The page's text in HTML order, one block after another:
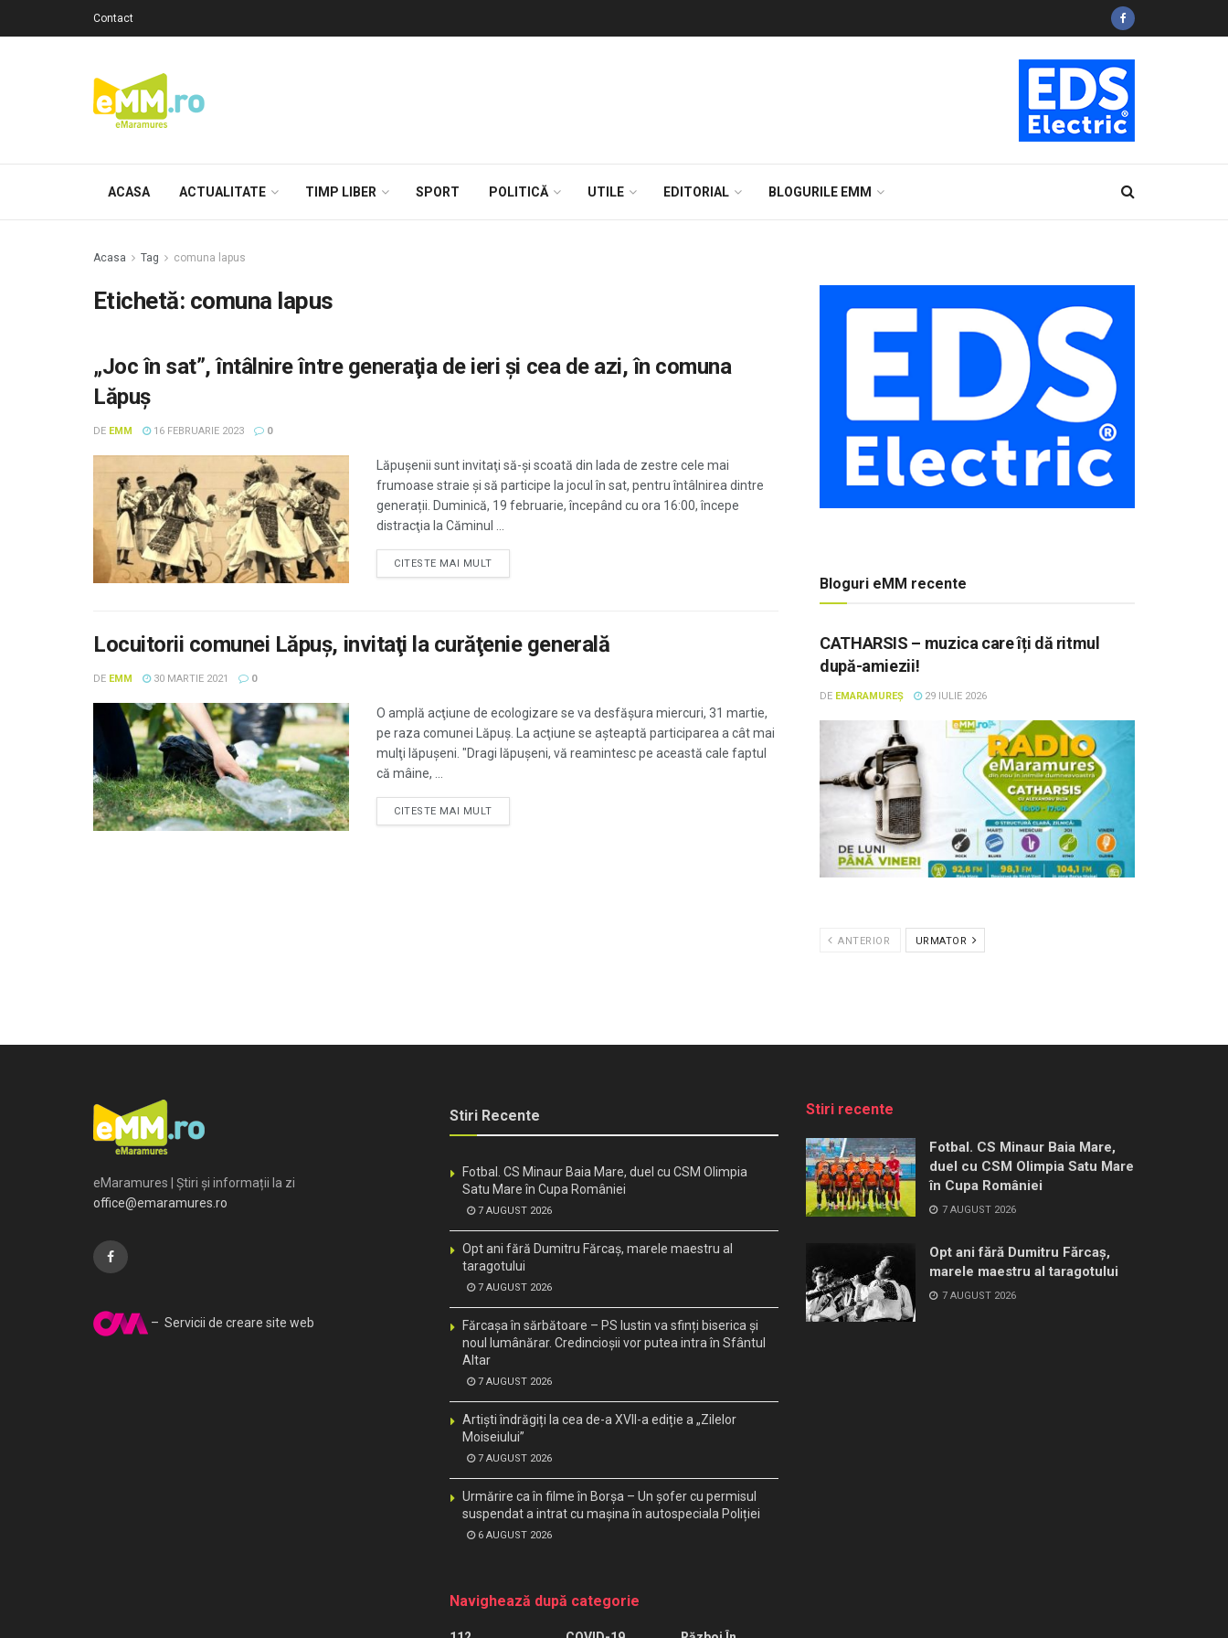
Contact
ACASA ACTUALITATE TIMP LIBER SPORT POLITICĂ UTILE EDITORIAL BLOGURILE EMM
Acasa Tag comuna lapus
Etichetă: comuna lapus
„Joc în sat”, întâlnire între generaţia de ieri şi cea de azi, în comuna
Lăpuş
DE EMM 16 FEBRUARIE 2023 0
Lăpușenii sunt invitaţi să-şi scoată din lada de zestre cele mai
frumoase straie şi să participe la jocul în sat, pentru întâlnirea dintre
generații. Duminică, 19 februarie, începând cu ora 16:00, începe
distracţia la Căminul ...
CITESTE MAI MULT
Locuitorii comunei Lăpuş, invitaţi la curăţenie generală
DE EMM 30 MARTIE 2021 0
O amplă acţiune de ecologizare se va desfăşura miercuri, 31 martie,
pe raza comunei Lăpuş. La acţiune se aşteaptă participarea a cât mai
mulţi lăpuşeni. "Dragi lăpușeni, vă reamintesc pe această cale faptul
că mâine, ...
CITESTE MAI MULT
Bloguri eMM recente
CATHARSIS – muzica care îți dă ritmul
după-amiezii!
DE EMARAMUREȘ 29 IULIE 2026
ANTERIOR URMATOR
eMaramures | Știri și informații la zi
office@emaramures.ro
– Servicii de creare site web
Stiri Recente
Fotbal. CS Minaur Baia Mare, duel cu CSM Olimpia
Satu Mare în Cupa României
7 AUGUST 2026
Opt ani fără Dumitru Fărcaș, marele maestru al
taragotului
7 AUGUST 2026
Fărcașa în sărbătoare – PS Iustin va sfinți biserica și
noul lumânărar. Credincioșii vor putea intra în Sfântul
Altar
7 AUGUST 2026
Artiști îndrăgiți la cea de-a XVII-a ediție a „Zilelor
Moiseiului”
7 AUGUST 2026
Urmărire ca în filme în Borșa – Un șofer cu permisul
suspendat a intrat cu mașina în autospeciala Poliției
6 AUGUST 2026
Navighează după categorie
Stiri recente
Fotbal. CS Minaur Baia Mare,
duel cu CSM Olimpia Satu Mare
în Cupa României
7 AUGUST 2026
Opt ani fără Dumitru Fărcaș,
marele maestru al taragotului
7 AUGUST 2026